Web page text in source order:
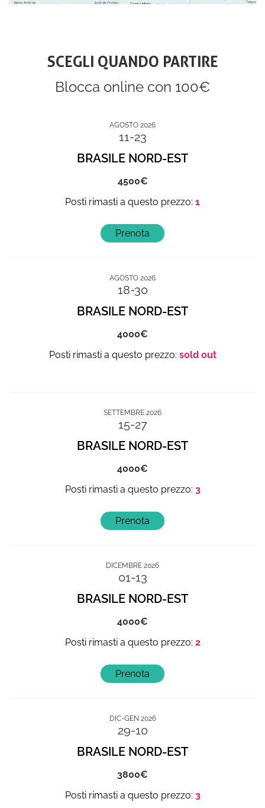
SCEGLI QUANDO PARTIRE
Blocca online con 100€
AGOSTO 2026
11-23
BRASILE NORD-EST
4500
1
AGOSTO 2026
18-30
BRASILE NORD-EST
4000
sold out
SETTEMBRE 2026
15-27
BRASILE NORD-EST
4000
3
DICEMBRE 2026
01-13
BRASILE NORD-EST
4000
2
DIC-GEN 2026
29-10
BRASILE NORD-EST
3800
3